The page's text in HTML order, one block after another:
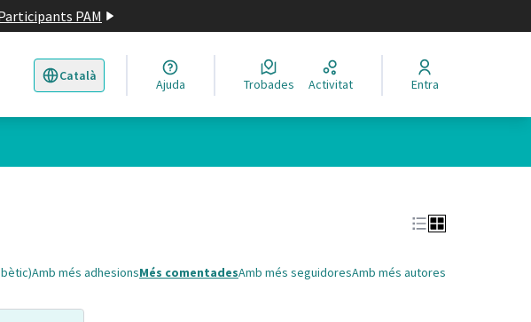
PAM
Català
Triar la llengua Elegir el idioma
Ajuda Trobades Activitat Entra
Amb més adhesionsMés comentadesAmb més seguidoresAmb més autores